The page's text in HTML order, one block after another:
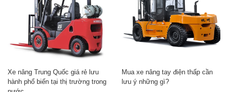
Xe nâng Trung Quốc giá rẻ lưu
hành phổ biến tại thị trường trong
Mua xe nâng tay điện thấp cần
lưu ý những gì?